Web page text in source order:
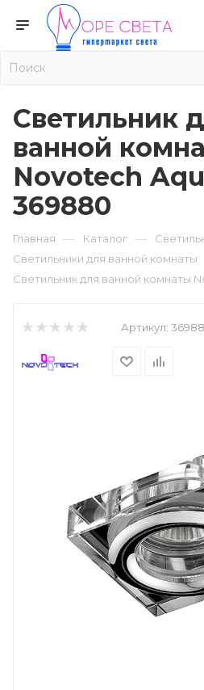
Светильник
ванной
Novotech
369880
Главная — Каталог —
Светильники для ванной комнаты
Светильник для ванной комнаты
Артикул: